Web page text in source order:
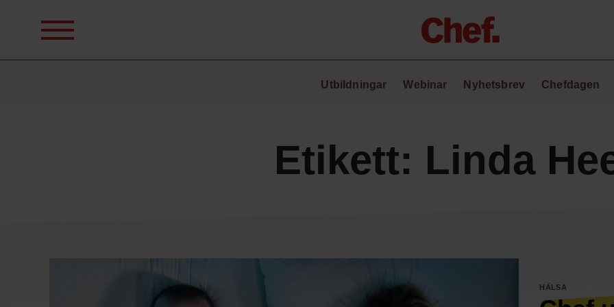
Chefakademin+
Lyft ditt ledarskap med C+
Ledarskapsbiblioteket
Ledarskapstest
Utbildningar Webinar Nyhetsbrev Chefdagen
Etikett: Linda
Hälsa